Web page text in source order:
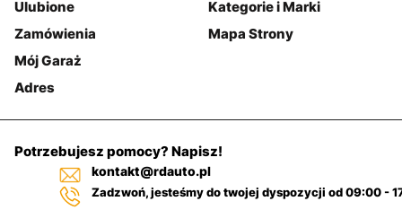
Ulubione
Zamówienia
Mój Garaż
Adres
Kategorie i Marki
Mapa Strony
Potrzebujesz pomocy? Napisz!
kontakt@rdauto.pl
Zadzwoń, jesteśmy do twojej dyspozycji od 09:00 -